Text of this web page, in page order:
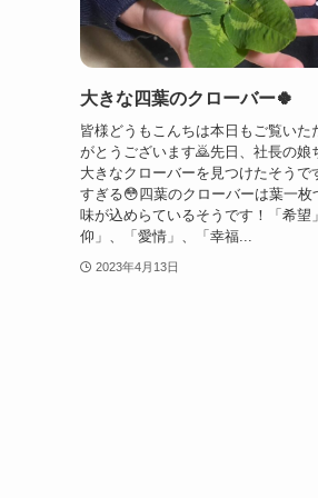
大きな四葉のクローバー🍀
皆様どうもこんちは本日もご覧いた
がとうございます🙇先日、社長の娘
大きなクローバーを見つけたそうで
すぎる😳四葉のクローバーは葉一枚
味が込めらているそうです！「希望
仰」、「愛情」、「幸福...
2023年4月13日